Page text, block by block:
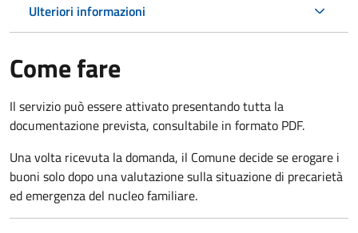
Ulteriori informazioni
Come fare
Il servizio può essere attivato presentando tutta la
documentazione prevista, consultabile in formato PDF.
Una volta ricevuta la domanda, il Comune decide se erogare i
buoni solo dopo una valutazione sulla situazione di precarietà
ed emergenza del nucleo familiare.